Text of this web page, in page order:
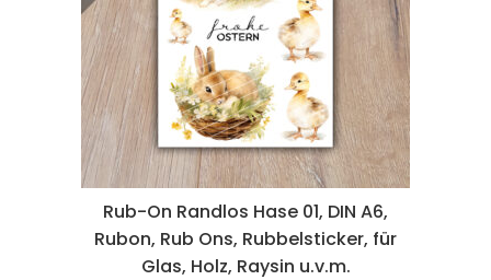
Rub-On Randlos Hase 01, DIN A6,
Rubon, Rub Ons, Rubbelsticker, für
Glas, Holz, Raysin u.v.m.